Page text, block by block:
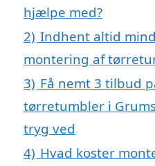
hjælpe med?
2) Indhent altid
montering af
3) Få nemt 3 tilbud
tørretumbler i
tryg ved
4) Hvad koster